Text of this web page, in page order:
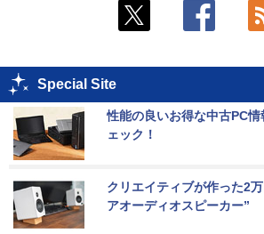
Special Site
性能の良いお得な中古PC
ェック！
クリエイティブが作った2
アオーディオスピーカー”